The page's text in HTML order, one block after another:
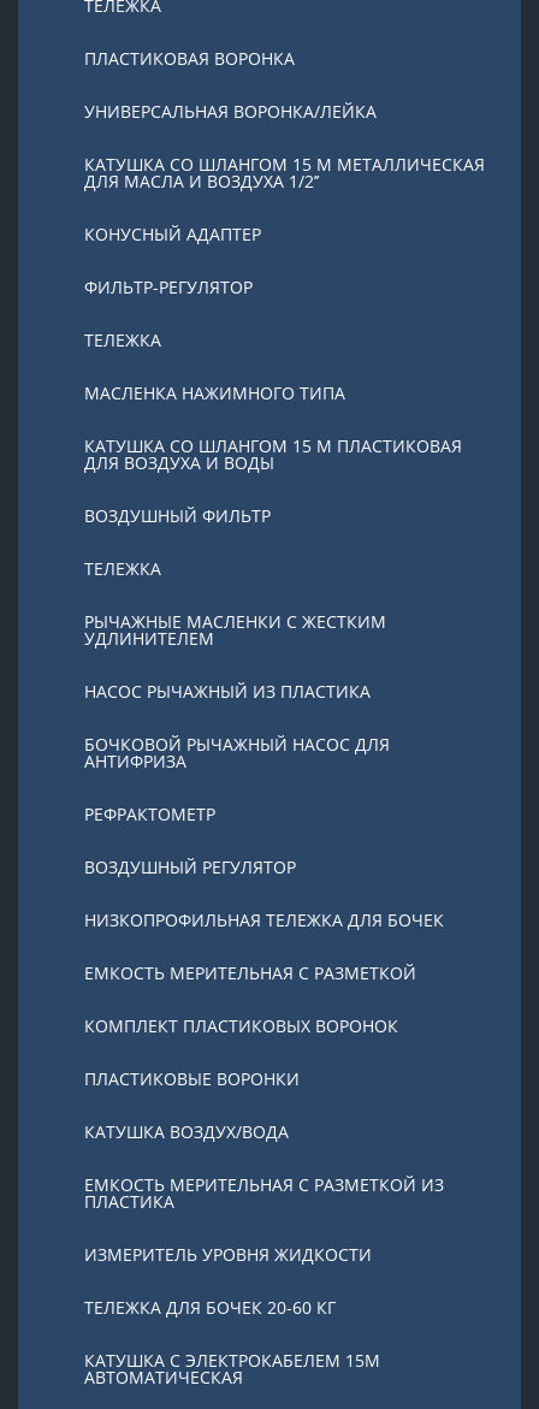
ТЕЛЕЖКА
ПЛАСТИКОВАЯ ВОРОНКА
УНИВЕРСАЛЬНАЯ ВОРОНКА/ЛЕЙКА
КАТУШКА СО ШЛАНГОМ 15 М МЕТАЛЛИЧЕСКАЯ
ДЛЯ МАСЛА И ВОЗДУХА 1/2’’
КОНУСНЫЙ АДАПТЕР
ФИЛЬТР-РЕГУЛЯТОР
ТЕЛЕЖКА
МАСЛЕНКА НАЖИМНОГО ТИПА
КАТУШКА СО ШЛАНГОМ 15 М ПЛАСТИКОВАЯ
ДЛЯ ВОЗДУХА И ВОДЫ
ВОЗДУШНЫЙ ФИЛЬТР
ТЕЛЕЖКА
РЫЧАЖНЫЕ МАСЛЕНКИ С ЖЕСТКИМ
УДЛИНИТЕЛЕМ
НАСОС РЫЧАЖНЫЙ ИЗ ПЛАСТИКА
БОЧКОВОЙ РЫЧАЖНЫЙ НАСОС ДЛЯ
АНТИФРИЗА
РЕФРАКТОМЕТР
ВОЗДУШНЫЙ РЕГУЛЯТОР
НИЗКОПРОФИЛЬНАЯ ТЕЛЕЖКА ДЛЯ БОЧЕК
ЕМКОСТЬ МЕРИТЕЛЬНАЯ С РАЗМЕТКОЙ
КОМПЛЕКТ ПЛАСТИКОВЫХ ВОРОНОК
ПЛАСТИКОВЫЕ ВОРОНКИ
КАТУШКА ВОЗДУХ/ВОДА
ЕМКОСТЬ МЕРИТЕЛЬНАЯ С РАЗМЕТКОЙ ИЗ
ПЛАСТИКА
ИЗМЕРИТЕЛЬ УРОВНЯ ЖИДКОСТИ
ТЕЛЕЖКА ДЛЯ БОЧЕК 20-60 КГ
КАТУШКА С ЭЛЕКТРОКАБЕЛЕМ 15М
АВТОМАТИЧЕСКАЯ